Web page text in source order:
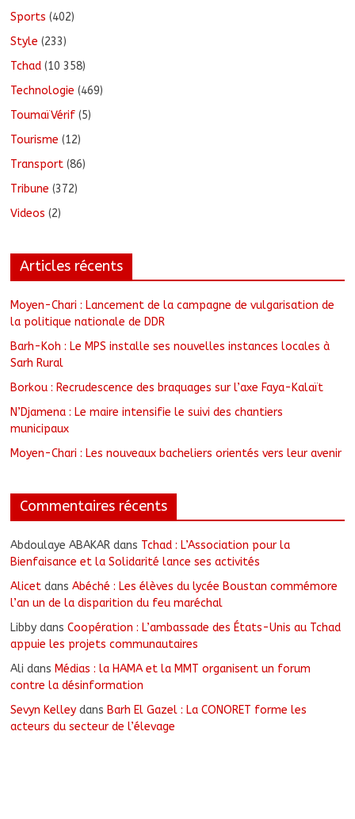
Sports (402)
Style (233)
Tchad (10 358)
Technologie (469)
ToumaïVérif (5)
Tourisme (12)
Transport (86)
Tribune (372)
Videos (2)
Articles récents
Moyen-Chari : Lancement de la campagne de vulgarisation de
la politique nationale de DDR
Barh-Koh : Le MPS installe ses nouvelles instances locales à
Sarh Rural
Borkou : Recrudescence des braquages sur l’axe Faya-Kalaït
N’Djamena : Le maire intensifie le suivi des chantiers
municipaux
Moyen-Chari : Les nouveaux bacheliers orientés vers leur avenir
Commentaires récents
Abdoulaye ABAKAR dans Tchad : L’Association pour la
Bienfaisance et la Solidarité lance ses activités
Alicet dansAbéché : Les élèves du lycée Boustan commémore
l’an un de la disparition du feu maréchal
Libby dansCoopération : L’ambassade des États-Unis au Tchad
appuie les projets communautaires
Ali dans Médias : la HAMA et la MMT organisent un forum
contre la désinformation
Sevyn Kelley dans Barh El Gazel : La CONORET forme les
acteurs du secteur de l’élevage